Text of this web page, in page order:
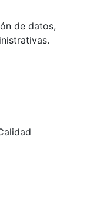
de datos,